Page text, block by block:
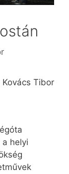
Kovács Tibor
helyi